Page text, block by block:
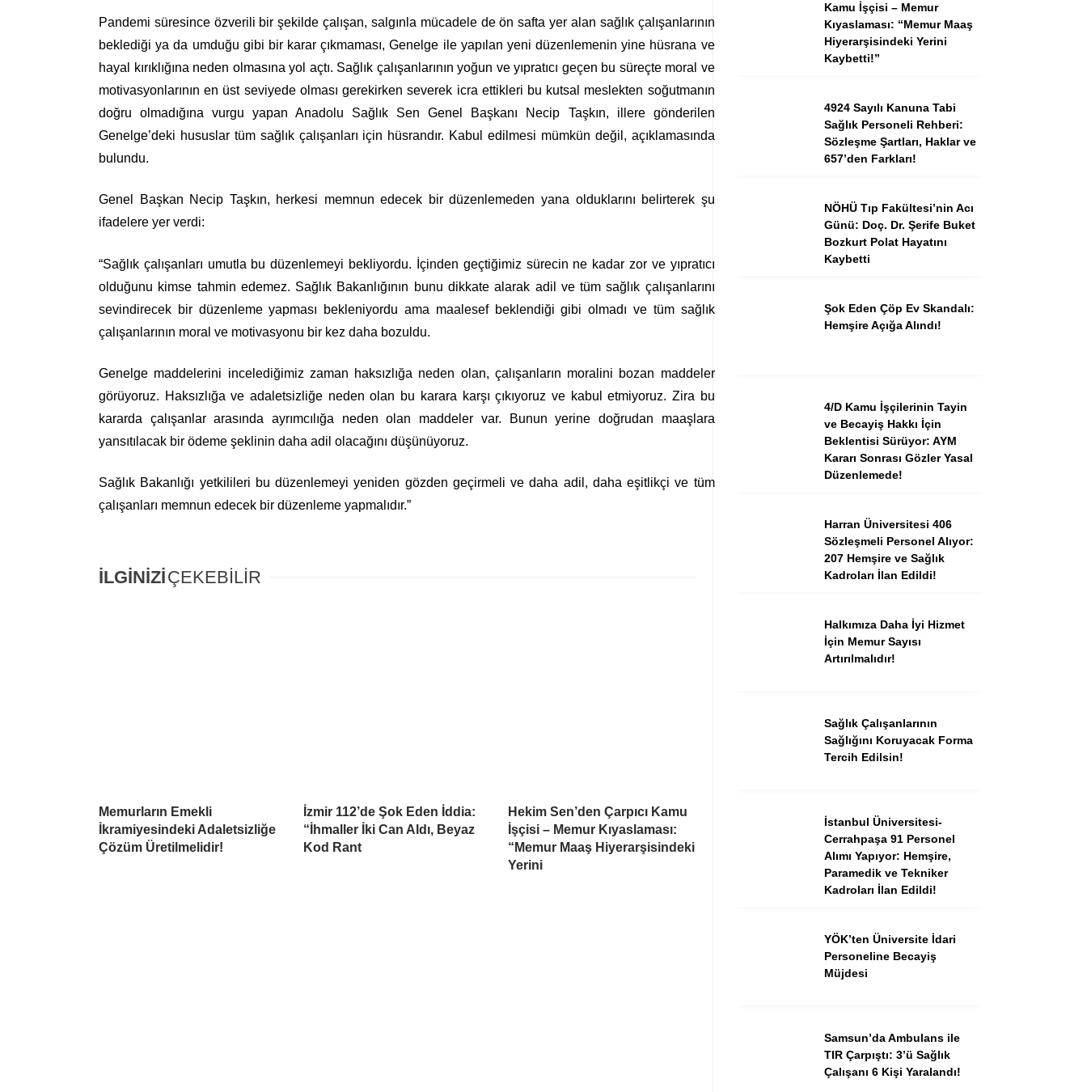
WhatsApp İhbar
Facebook
Telegram
Pandemi süresince özverili bir şekilde çalışan, salgınla mücadele de ön safta yer alan sağlık çalışanlarının
beklediği ya da umduğu gibi bir karar çıkmaması, Genelge ile yapılan yeni düzenlemenin yine hüsrana ve
hayal kırıklığına neden olmasına yol açtı. Sağlık çalışanlarının yoğun ve yıpratıcı geçen bu süreçte moral ve
motivasyonlarının en üst seviyede olması gerekirken severek icra ettikleri bu kutsal meslekten soğutmanın
doğru olmadığına vurgu yapan Anadolu Sağlık Sen Genel Başkanı Necip Taşkın, illere gönderilen
Genelge’deki hususlar tüm sağlık çalışanları için hüsrandır. Kabul edilmesi mümkün değil, açıklamasında
bulundu.
Genel Başkan Necip Taşkın, herkesi memnun edecek bir düzenlemeden yana olduklarını belirterek şu
ifadelere yer verdi:
“Sağlık çalışanları umutla bu düzenlemeyi bekliyordu. İçinden geçtiğimiz sürecin ne kadar zor ve yıpratıcı
olduğunu kimse tahmin edemez. Sağlık Bakanlığının bunu dikkate alarak adil ve tüm sağlık çalışanlarını
sevindirecek bir düzenleme yapması bekleniyordu ama maalesef beklendiği gibi olmadı ve tüm sağlık
çalışanlarının moral ve motivasyonu bir kez daha bozuldu.
Genelge maddelerini incelediğimiz zaman haksızlığa neden olan, çalışanların moralini bozan maddeler
görüyoruz. Haksızlığa ve adaletsizliğe neden olan bu karara karşı çıkıyoruz ve kabul etmiyoruz. Zira bu
kararda çalışanlar arasında ayrımcılığa neden olan maddeler var. Bunun yerine doğrudan maaşlara
yansıtılacak bir ödeme şeklinin daha adil olacağını düşünüyoruz.
Sağlık Bakanlığı yetkilileri bu düzenlemeyi yeniden gözden geçirmeli ve daha adil, daha eşitlikçi ve tüm
çalışanları memnun edecek bir düzenleme yapmalıdır.”
İLGİNİZİÇEKEBİLİR
Memurların Emekli
İkramiyesindeki Adaletsizliğe
Çözüm Üretilmelidir!
İzmir 112’de Şok Eden İddia:
“İhmaller İki Can Aldı, Beyaz
Kod Rant
Hekim Sen’den Çarpıcı Kamu
İşçisi – Memur Kıyaslaması:
“Memur Maaş Hiyerarşisindeki
Yerini
Kamu İşçisi – Memur
Kıyaslaması: “Memur Maaş
Hiyerarşisindeki Yerini
Kaybetti!”
4924 Sayılı Kanuna Tabi
Sağlık Personeli Rehberi:
Sözleşme Şartları, Haklar ve
657’den Farkları!
NÖHÜ Tıp Fakültesi’nin Acı
Günü: Doç. Dr. Şerife Buket
Bozkurt Polat Hayatını
Kaybetti
Şok Eden Çöp Ev Skandalı:
Hemşire Açığa Alındı!
4/D Kamu İşçilerinin Tayin
ve Becayiş Hakkı İçin
Beklentisi Sürüyor: AYM
Kararı Sonrası Gözler Yasal
Düzenlemede!
Harran Üniversitesi 406
Sözleşmeli Personel Alıyor:
207 Hemşire ve Sağlık
Kadroları İlan Edildi!
Halkımıza Daha İyi Hizmet
İçin Memur Sayısı
Artırılmalıdır!
Sağlık Çalışanlarının
Sağlığını Koruyacak Forma
Tercih Edilsin!
İstanbul Üniversitesi-
Cerrahpaşa 91 Personel
Alımı Yapıyor: Hemşire,
Paramedik ve Tekniker
Kadroları İlan Edildi!
YÖK’ten Üniversite İdari
Personeline Becayiş
Müjdesi
Samsun’da Ambulans ile
TIR Çarpıştı: 3’ü Sağlık
Çalışanı 6 Kişi Yaralandı!